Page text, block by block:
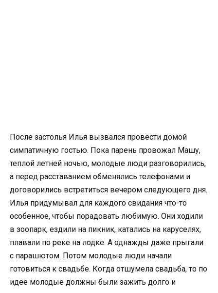
После застолья Илья вызвался провести домой
симпатичную гостью. Пока парень провожал Машу,
теплой летней ночью, молодые люди разговорились,
а перед расставанием обменялись телефонами и
договорились встретиться вечером следующего дня.
Илья придумывал для каждого свидания что-то
особенное, чтобы порадовать любимую. Они ходили
в зоопарк, ездили на пикник, катались на каруселях,
плавали по реке на лодке. А однажды даже прыгали
с парашютом. Потом молодые люди начали
готовиться к свадьбе. Когда отшумела свадьба, то по
идее молодые должны были зажить долго и